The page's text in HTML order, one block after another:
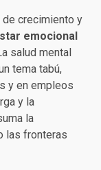
crecimiento y
emocional
salud mental
tema tabú,
y en empleos
y la
la
las fronteras